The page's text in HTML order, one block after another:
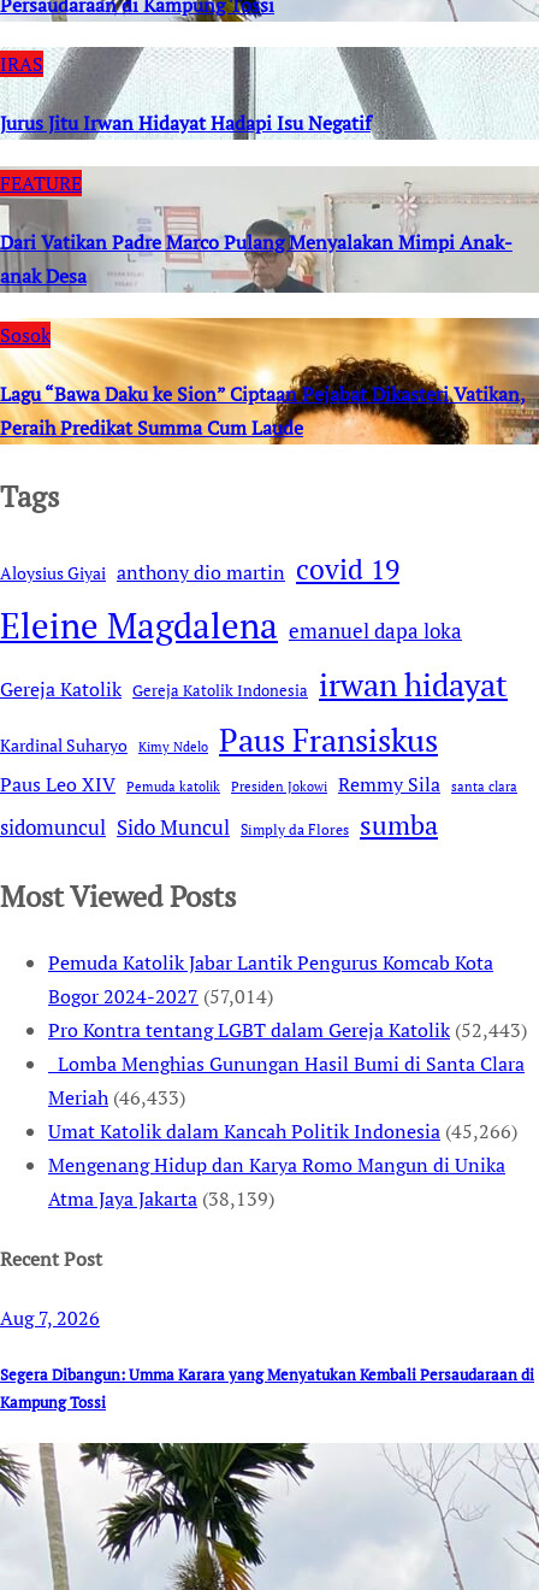
IRAS
Jurus Jitu Irwan Hidayat Hadapi Isu Negatif
FEATURE
Dari Vatikan Padre Marco Pulang Menyalakan Mimpi Anak-
anak Desa
Sosok
Lagu “Bawa Daku ke Sion” Ciptaan Pejabat Dikasteri Vatikan,
Peraih Predikat Summa Cum Laude
Tags
Aloysius Giyai anthony dio martin covid 19
Eleine Magdalena emanuel dapa loka
Gereja Katolik Gereja Katolik Indonesia irwan hidayat
Kardinal Suharyo Kimy Ndelo Paus Fransiskus
Paus Leo XIV Pemuda katolik Presiden Jokowi Remmy Sila santa clara
sidomuncul Sido Muncul Simply da Flores sumba
Most Viewed Posts
Pemuda Katolik Jabar Lantik Pengurus Komcab Kota
Bogor 2024-2027 (57,014)
Pro Kontra tentang LGBT dalam Gereja Katolik (52,443)
Lomba Menghias Gunungan Hasil Bumi di Santa Clara
Meriah (46,433)
Umat Katolik dalam Kancah Politik Indonesia (45,266)
Mengenang Hidup dan Karya Romo Mangun di Unika
Atma Jaya Jakarta (38,139)
Recent Post
Aug 7, 2026
Segera Dibangun: Umma Karara yang Menyatukan Kembali Persaudaraan di
Kampung Tossi